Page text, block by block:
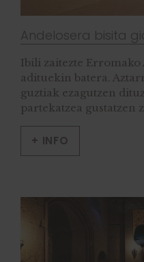
Andelosera bisita
Ibili zaitezte
adituekin batera.
guztiak ezagutzen
partekatzea gustatzen
+ INFO